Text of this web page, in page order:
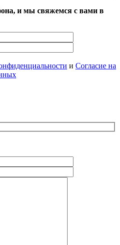
и мы свяжемся с вами в
и Согласие на